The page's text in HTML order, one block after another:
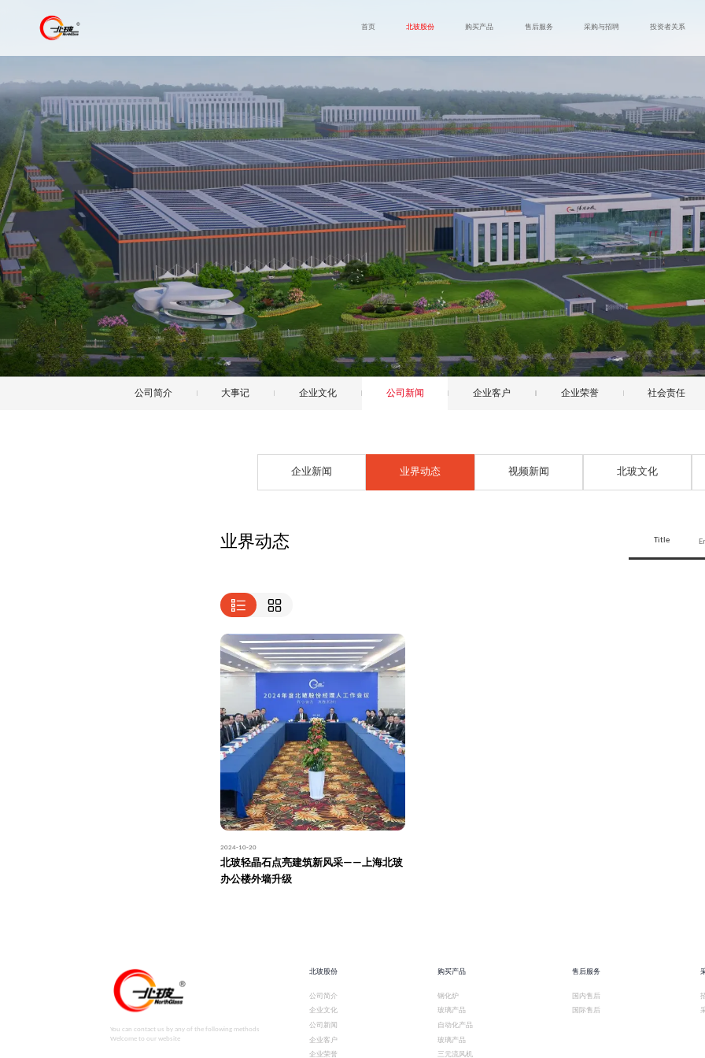
首页 北玻股份 购买产品 售后服务 采购与招聘 投资者关系
公司简介 大事记 企业文化 公司新闻 企业客户 企业荣誉 社会责任
企业新闻 业界动态 视频新闻 北玻文化
业界动态 Title
2024-10-20
北玻轻晶石点亮建筑新风采——上海北玻
办公楼外墙升级
You can contact us by any of the following methods
Welcome to our website
北玻股份
公司简介
企业文化
公司新闻
企业客户
企业荣誉
购买产品
钢化炉
玻璃产品
自动化产品
玻璃产品
三元流风机
售后服务
国内售后
国际售后